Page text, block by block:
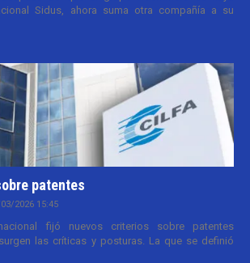
Sidus, ahora suma otra compañía a su
patentes
2026 15:45
fijó nuevos criterios sobre patentes
las críticas y posturas. La que se definió